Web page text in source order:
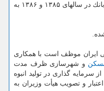
- اعاده معادل سود و مالیات واریزی بانك در سالهای ۱۳۸۵ و ۱۳۸۶ به
ایران موظف است با همكاری
و شهرسازی ظرف مدت
سرمایه گذاری در تولید انبوه
و تصویب هیأت وزیران به